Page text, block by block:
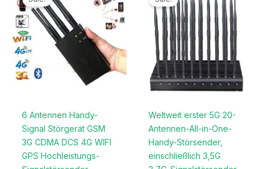
6 Antennen Handy-
Signal Störgerät GSM
3G CDMA DCS 4G WIFI
GPS Hochleistungs-
war:
499,99€
ist:
279,99€.
Weltweit erster 5G 20-
Antennen-All-in-One-
Handy-Störsender,
einschließlich 3,5G
war:
1.199,00€
ist:
699,99€.